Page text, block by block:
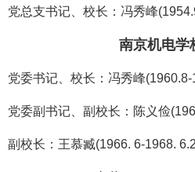
党总支书记、校长：冯秀峰
南京机电学
党委书记、校长：冯秀峰(1960.8-
党委副书记、副校长：陈义俭
副校长：王慕臧(1966. 6-1968.